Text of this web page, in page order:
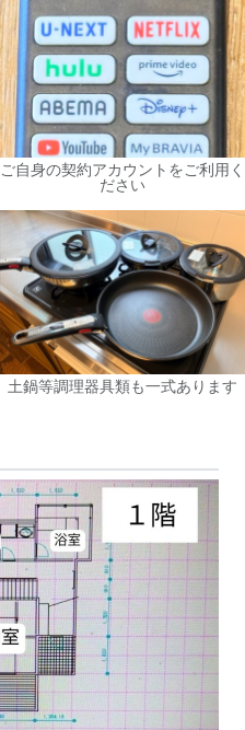
ご自身の契約アカウントをご利用く
ださい
土鍋等調理器具類も一式あります